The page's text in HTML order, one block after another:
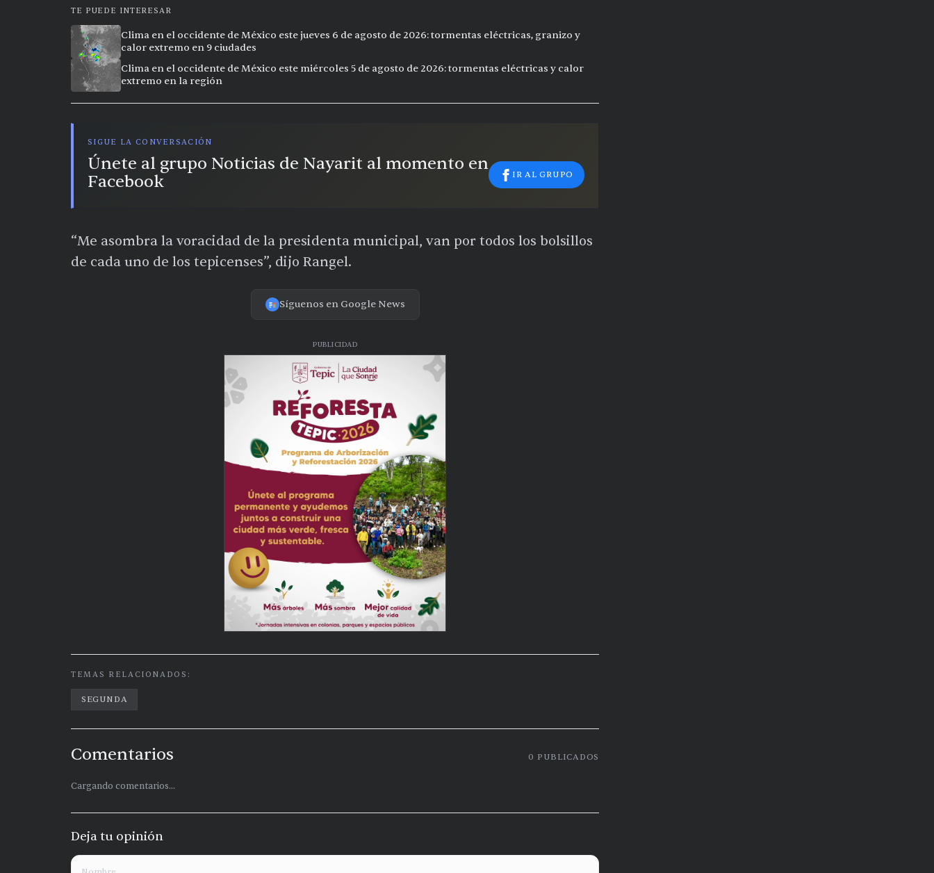
TE PUEDE INTERESAR
Clima en el occidente de México este jueves 6 de agosto de 2026: tormentas eléctricas, granizo y
calor extremo en 9 ciudades
Clima en el occidente de México este miércoles 5 de agosto de 2026: tormentas eléctricas y calor
extremo en la región
SIGUE LA CONVERSACIÓN
Únete al grupo Noticias de Nayarit al momento en
Facebook
IR AL GRUPO
“Me asombra la voracidad de la presidenta municipal, van por todos los bolsillos
de cada uno de los tepicenses”, dijo Rangel.
Síguenos en Google News
PUBLICIDAD
TEMAS RELACIONADOS:
SEGUNDA
Comentarios 0 PUBLICADOS
Cargando comentarios...
Deja tu opinión